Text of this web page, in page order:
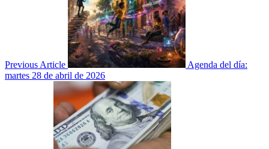
Previous Article
Agenda del día:
martes 28 de abril de 2026